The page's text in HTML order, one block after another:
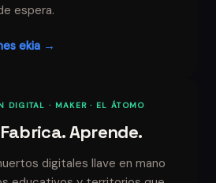
espera.
ekia →
DIGITAL · MAKER · EL ÁTOMO
Aprende.
digitales llave en mano